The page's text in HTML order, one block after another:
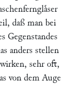
daß man bei
Gegenstandes
anders stellen
sehr oft,
von dem Auge